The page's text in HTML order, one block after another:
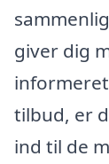
giver dig
tilbud, er
ind til de